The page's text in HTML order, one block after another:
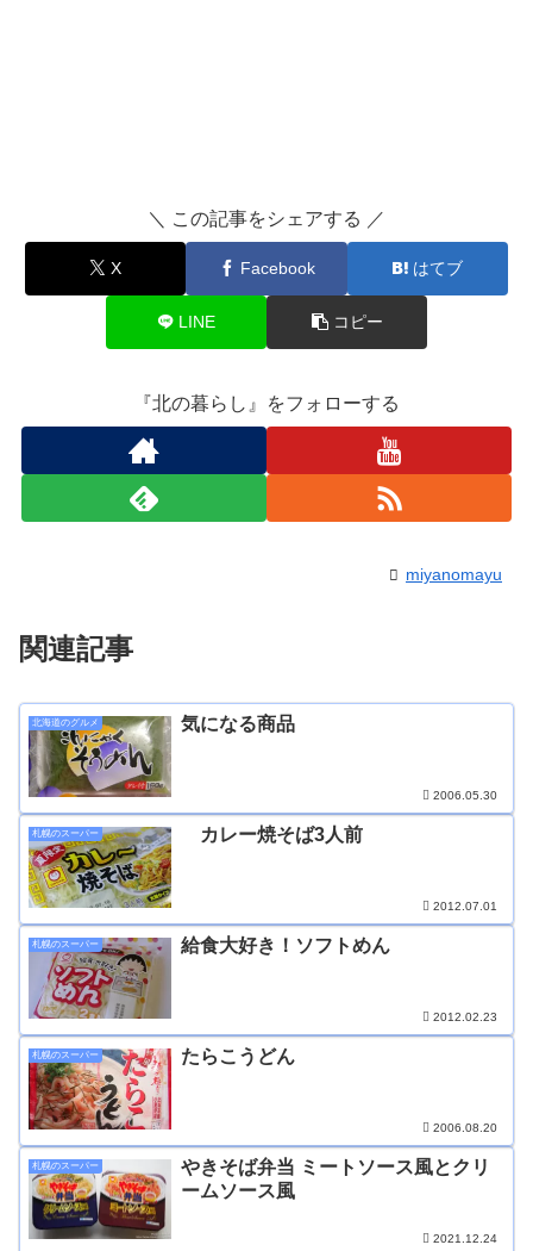
＼ この記事をシェアする ／
X Facebook はてブ
LINE コピー
『北の暮らし』をフォローする
miyanomayu
関連記事
北海道のグルメ 気になる商品
2006.05.30
札幌のスーパー カレー焼そば3人前
2012.07.01
札幌のスーパー 給食大好き！ソフトめん
2012.02.23
札幌のスーパー たらこうどん
2006.08.20
札幌のスーパー
やきそば弁当 ミートソース風とクリ
ームソース風
2021.12.24